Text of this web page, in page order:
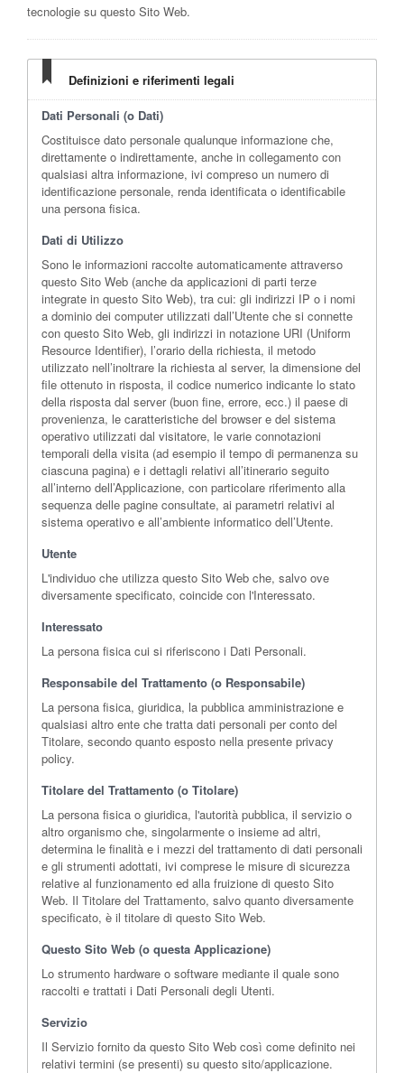
tecnologie su questo Sito Web.
Definizioni e riferimenti legali
Dati Personali (o Dati)
Costituisce dato personale qualunque informazione che,
direttamente o indirettamente, anche in collegamento con
qualsiasi altra informazione, ivi compreso un numero di
identificazione personale, renda identificata o identificabile
una persona fisica.
Dati di Utilizzo
Sono le informazioni raccolte automaticamente attraverso
questo Sito Web (anche da applicazioni di parti terze
integrate in questo Sito Web), tra cui: gli indirizzi IP o i nomi
a dominio dei computer utilizzati dall’Utente che si connette
con questo Sito Web, gli indirizzi in notazione URI (Uniform
Resource Identifier), l’orario della richiesta, il metodo
utilizzato nell’inoltrare la richiesta al server, la dimensione del
file ottenuto in risposta, il codice numerico indicante lo stato
della risposta dal server (buon fine, errore, ecc.) il paese di
provenienza, le caratteristiche del browser e del sistema
operativo utilizzati dal visitatore, le varie connotazioni
temporali della visita (ad esempio il tempo di permanenza su
ciascuna pagina) e i dettagli relativi all’itinerario seguito
all’interno dell’Applicazione, con particolare riferimento alla
sequenza delle pagine consultate, ai parametri relativi al
sistema operativo e all’ambiente informatico dell’Utente.
Utente
L'individuo che utilizza questo Sito Web che, salvo ove
diversamente specificato, coincide con l'Interessato.
Interessato
La persona fisica cui si riferiscono i Dati Personali.
Responsabile del Trattamento (o Responsabile)
La persona fisica, giuridica, la pubblica amministrazione e
qualsiasi altro ente che tratta dati personali per conto del
Titolare, secondo quanto esposto nella presente privacy
policy.
Titolare del Trattamento (o Titolare)
La persona fisica o giuridica, l'autorità pubblica, il servizio o
altro organismo che, singolarmente o insieme ad altri,
determina le finalità e i mezzi del trattamento di dati personali
e gli strumenti adottati, ivi comprese le misure di sicurezza
relative al funzionamento ed alla fruizione di questo Sito
Web. Il Titolare del Trattamento, salvo quanto diversamente
specificato, è il titolare di questo Sito Web.
Questo Sito Web (o questa Applicazione)
Lo strumento hardware o software mediante il quale sono
raccolti e trattati i Dati Personali degli Utenti.
Servizio
Il Servizio fornito da questo Sito Web così come definito nei
relativi termini (se presenti) su questo sito/applicazione.